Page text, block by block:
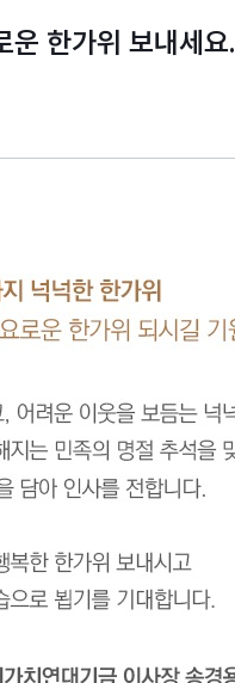
한가위 보내세요.